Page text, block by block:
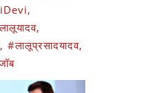
#लालूप्रसादयादव,